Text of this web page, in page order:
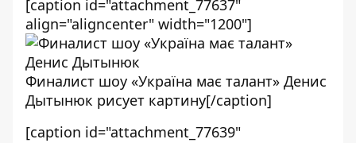
[caption id="attachment_77637"
align="aligncenter" width="1200"]
Финалист шоу «Україна має талант» Денис
Дытынюк рисует картину[/caption]
[caption id="attachment_77639"